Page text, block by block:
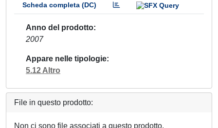
Scheda completa (DC)
Anno del prodotto
2007
Appare nelle tipologie
5.12 Altro
File in questo prodotto:
Non ci sono file associati a questo prodotto.